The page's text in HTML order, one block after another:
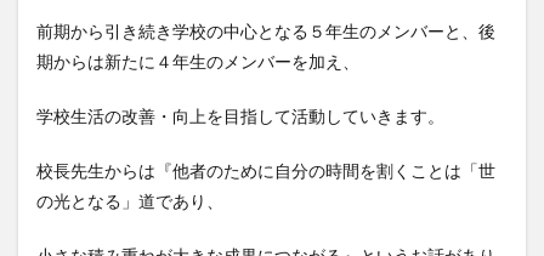
前期から引き続き学校の中心となる５年生のメンバーと、後
期からは新たに４年生のメンバーを加え、
学校生活の改善・向上を目指して活動していきます。
校長先生からは『他者のために自分の時間を割くことは「世
の光となる」道であり、